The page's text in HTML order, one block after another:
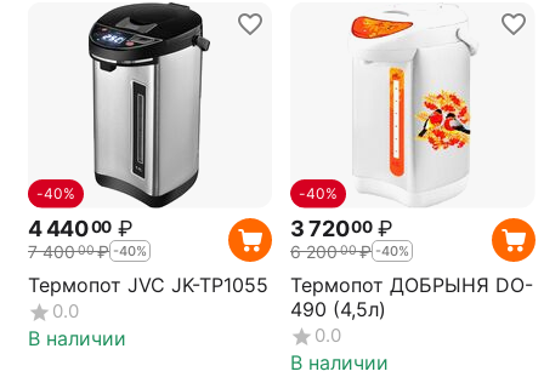
-40%
4 44000 ₽
7 40000₽ -40%
Термопот JVC JK-TP1055
0.0
В наличии
-40%
3 72000 ₽
6 20000₽ -40%
Термопот ДОБРЫНЯ DO-
490 (4,5л)
0.0
В наличии